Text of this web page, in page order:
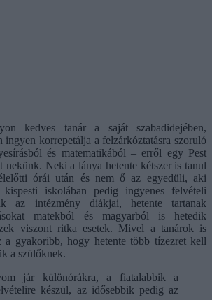
kedves tanár a saját szabadidejében,
ingyen korrepetálja a felzárkóztatásra szoruló
és matematikából – erről egy Pest
nekünk. Neki a lánya hetente kétszer is tanul
órái után és nem ő az egyedüli, aki
iskolában pedig ingyenes felvételi
az intézmény diákjai, hetente tartanak
matekból és magyarból is hetedik
viszont ritka esetek. Mivel a tanárok is
a gyakoribb, hogy hetente több tízezret kell
a szülőknek.
jár különórákra, a fiatalabbik a
készül, az idősebbik pedig az